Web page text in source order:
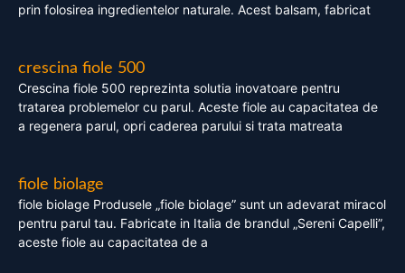
prin folosirea ingredientelor naturale. Acest balsam, fabricat
crescina fiole 500
Crescina fiole 500 reprezinta solutia inovatoare pentru
tratarea problemelor cu parul. Aceste fiole au capacitatea de
a regenera parul, opri caderea parului si trata matreata
fiole biolage
fiole biolage Produsele „fiole biolage” sunt un adevarat miracol
pentru parul tau. Fabricate in Italia de brandul „Sereni Capelli”,
aceste fiole au capacitatea de a